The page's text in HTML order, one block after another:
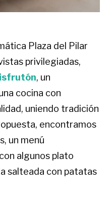
Plaza del Pilar
privilegiadas,
, un
cocina con
uniendo tradición
encontramos
un menú
algunos plato
salteada con patatas